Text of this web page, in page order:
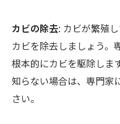
カビの除去: カビが繁殖
カビを除去しましょう。
根本的にカビを駆除しま
知らない場合は、専門家
さい。